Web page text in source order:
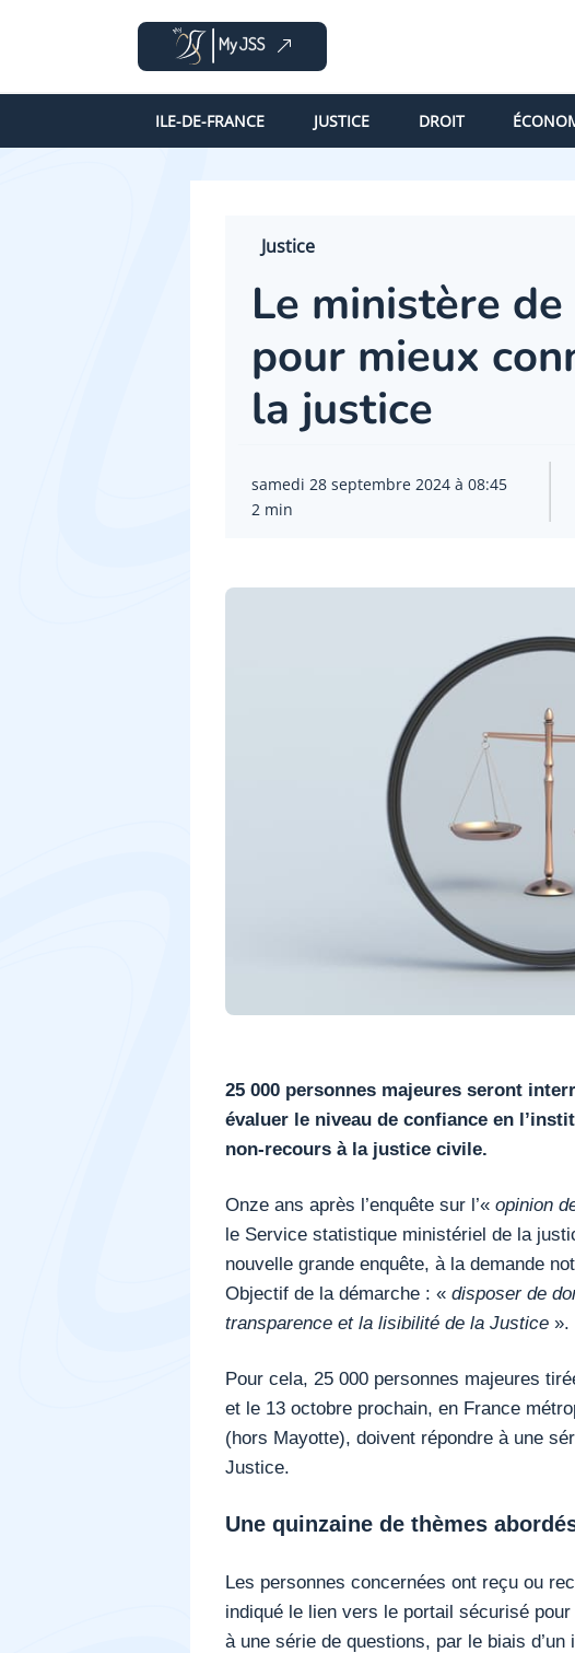
ILE-DE-FRANCE JUSTICE DROIT
Justice
Le ministère
pour mieux
la justice
samedi 28 septembre 2024 à 08:45
2 min
25 000 personnes majeures seront
évaluer le niveau de confiance en
non-recours à la justice civile.
Onze ans après l’enquête sur l’« opinion
le Service statistique ministériel de la
nouvelle grande enquête, à la demande
Objectif de la démarche : « disposer de
transparence et la lisibilité de la Justice ».
Pour cela, 25 000 personnes majeures
et le 13 octobre prochain, en France
(hors Mayotte), doivent répondre à une
Justice.
Une quinzaine de thèmes
Les personnes concernées ont reçu ou
indiqué le lien vers le portail sécurisé
à une série de questions, par le biais